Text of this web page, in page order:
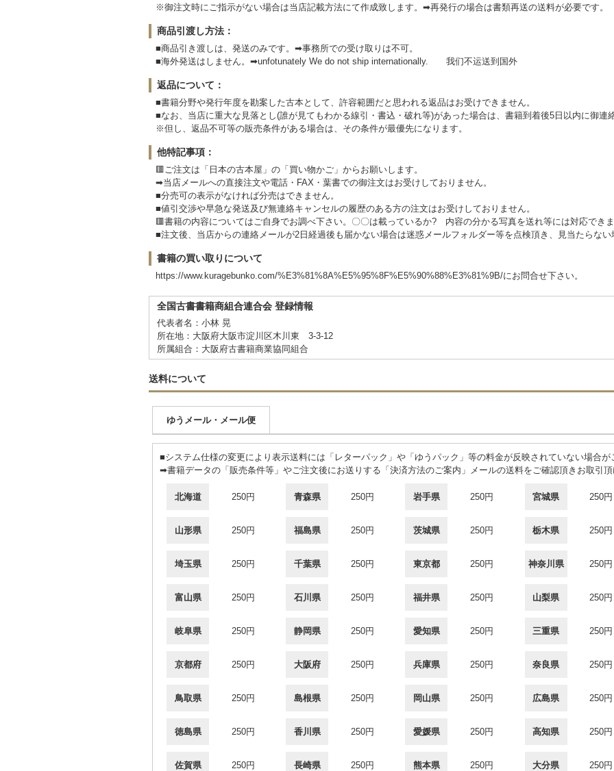
※御注文時にご指示がない場合は当店記載方法にて作成致します。➡再発行の場合は書類再送の送料が必要です。
商品引渡し方法：
■商品引き渡しは、発送のみです。➡事務所での受け取りは不可。
■海外発送はしません。➡unfotunately We do not ship internationally. 我们不运送到国外
返品について：
■書籍分野や発行年度を勘案した古本として、許容範囲だと思われる返品はお受けできません。
■なお、当店に重大な見落とし(誰が見てもわかる線引・書込・破れ等)があった場合は、書籍到着後5日以内に御連
※但し、返品不可等の販売条件がある場合は、その条件が最優先になります。
他特記事項：
🟥ご注文は「日本の古本屋」の「買い物かご」からお願いします。
➡当店メールへの直接注文や電話・FAX・葉書での御注文はお受けしておりません。
■分売可の表示がなければ分売はできません。
■値引交渉や早急な発送及び無連絡キャンセルの履歴のある方の注文はお受けしておりません。
🟥書籍の内容についてはご自身でお調べ下さい。〇〇は載っているか? 内容の分かる写真を送れ等には対応できま
■注文後、当店からの連絡メールが2日経過後も届かない場合は迷惑メールフォルダー等を点検頂き、見当たらない
書籍の買い取りについて
https://www.kuragebunko.com/%E3%81%8A%E5%95%8F%E5%90%88%E3%81%9B/にお問合せ下さい。
全国古書書籍商組合連合会 登録情報
代表者名：小林 晃
所在地：大阪府大阪市淀川区木川東 3-3-12
所属組合：大阪府古書籍商業協同組合
送料について
ゆうメール・メール便
■システム仕様の変更により表示送料には「レターパック」や「ゆうパック」等の料金が反映されていない場合が
➡書籍データの「販売条件等」やご注文後にお送りする「決済方法のご案内」メールの送料をご確認頂きお取引頂
北海道 250円 青森県 250円 岩手県 250円 宮城県 250円
山形県 250円 福島県 250円 茨城県 250円 栃木県 250円
埼玉県 250円 千葉県 250円 東京都 250円 神奈川県 250円
富山県 250円 石川県 250円 福井県 250円 山梨県 250円
岐阜県 250円 静岡県 250円 愛知県 250円 三重県 250円
京都府 250円 大阪府 250円 兵庫県 250円 奈良県 250円
鳥取県 250円 島根県 250円 岡山県 250円 広島県 250円
徳島県 250円 香川県 250円 愛媛県 250円 高知県 250円
佐賀県 250円 長崎県 250円 熊本県 250円 大分県 250円